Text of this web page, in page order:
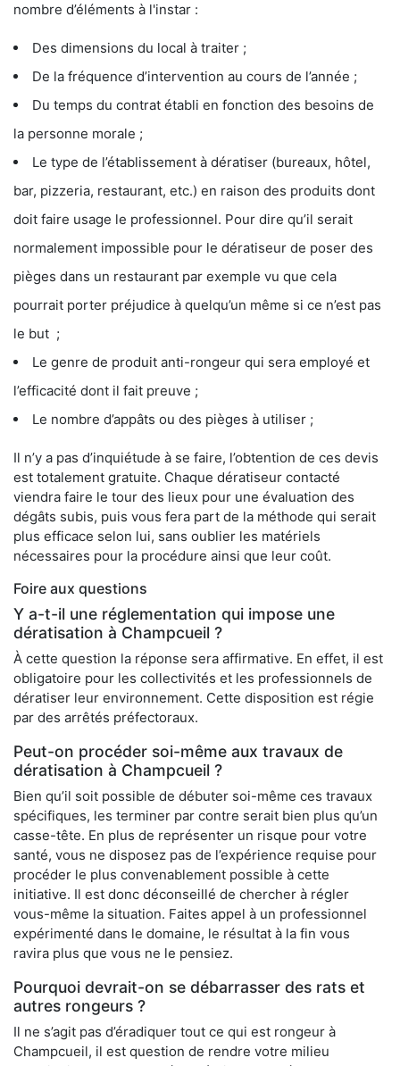
nombre d’éléments à l'instar :
Des dimensions du local à traiter ;
De la fréquence d’intervention au cours de l’année ;
Du temps du contrat établi en fonction des besoins de
la personne morale ;
Le type de l’établissement à dératiser (bureaux, hôtel,
bar, pizzeria, restaurant, etc.) en raison des produits dont
doit faire usage le professionnel. Pour dire qu’il serait
normalement impossible pour le dératiseur de poser des
pièges dans un restaurant par exemple vu que cela
pourrait porter préjudice à quelqu’un même si ce n’est pas
le but ;
Le genre de produit anti-rongeur qui sera employé et
l’efficacité dont il fait preuve ;
Le nombre d’appâts ou des pièges à utiliser ;
Il n’y a pas d’inquiétude à se faire, l’obtention de ces devis
est totalement gratuite. Chaque dératiseur contacté
viendra faire le tour des lieux pour une évaluation des
dégâts subis, puis vous fera part de la méthode qui serait
plus efficace selon lui, sans oublier les matériels
nécessaires pour la procédure ainsi que leur coût.
Foire aux questions
Y a-t-il une réglementation qui impose une
dératisation à Champcueil ?
À cette question la réponse sera affirmative. En effet, il est
obligatoire pour les collectivités et les professionnels de
dératiser leur environnement. Cette disposition est régie
par des arrêtés préfectoraux.
Peut-on procéder soi-même aux travaux de
dératisation à Champcueil ?
Bien qu’il soit possible de débuter soi-même ces travaux
spécifiques, les terminer par contre serait bien plus qu’un
casse-tête. En plus de représenter un risque pour votre
santé, vous ne disposez pas de l’expérience requise pour
procéder le plus convenablement possible à cette
initiative. Il est donc déconseillé de chercher à régler
vous-même la situation. Faites appel à un professionnel
expérimenté dans le domaine, le résultat à la fin vous
ravira plus que vous ne le pensiez.
Pourquoi devrait-on se débarrasser des rats et
autres rongeurs ?
Il ne s’agit pas d’éradiquer tout ce qui est rongeur à
Champcueil, il est question de rendre votre milieu